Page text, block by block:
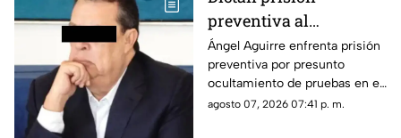
preventiva al
exgobernador Ángel
Aguirre por presunto
ocultamiento de
pruebas en el caso
Ángel Aguirre enfrenta prisión
preventiva por presunto
ocultamiento de pruebas en el
caso de los 43 normalistas de
agosto 07, 2026 07:41 p. m.